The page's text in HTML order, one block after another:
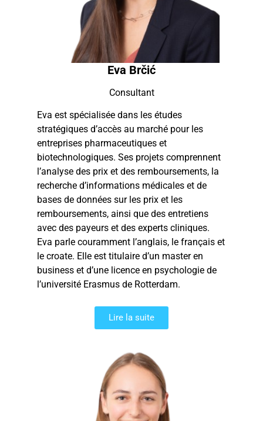
Eva Brčić
Consultant
Eva est spécialisée dans les études
stratégiques d’accès au marché pour les
entreprises pharmaceutiques et
biotechnologiques. Ses projets comprennent
l’analyse des prix et des remboursements, la
recherche d’informations médicales et de
bases de données sur les prix et les
remboursements, ainsi que des entretiens
avec des payeurs et des experts cliniques.
Eva parle couramment l’anglais, le français et
le croate. Elle est titulaire d’un master en
business et d’une licence en psychologie de
l’université Erasmus de Rotterdam.
Lire la suite